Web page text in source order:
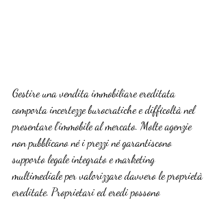
Gestire una vendita immobiliare ereditata
comporta incertezze burocratiche e difficoltà nel
presentare l’immobile al mercato. Molte agenzie
non pubblicano né i prezzi né garantiscono
supporto legale integrato e marketing
multimediale per valorizzare davvero le proprietà
ereditate. Proprietari ed eredi possono